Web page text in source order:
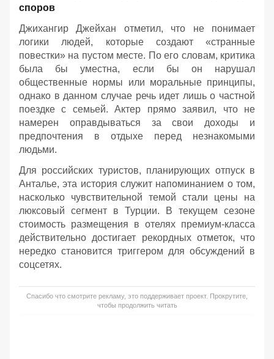
споров
Джихангир Джейхан отметил, что не понимает
логики людей, которые создают «странные
повестки» на пустом месте. По его словам, критика
была бы уместна, если бы он нарушал
общественные нормы или моральные принципы,
однако в данном случае речь идет лишь о частной
поездке с семьей. Актер прямо заявил, что не
намерен оправдываться за свои доходы и
предпочтения в отдыхе перед незнакомыми
людьми.
Для российских туристов, планирующих отпуск в
Анталье, эта история служит напоминанием о том,
насколько чувствительной темой стали цены на
люксовый сегмент в Турции. В текущем сезоне
стоимость размещения в отелях премиум-класса
действительно достигает рекордных отметок, что
нередко становится триггером для обсуждений в
соцсетях.
Спасибо что смотрите рекламу, это поддерживает проект. Прокрутите,
чтобы продолжить читать